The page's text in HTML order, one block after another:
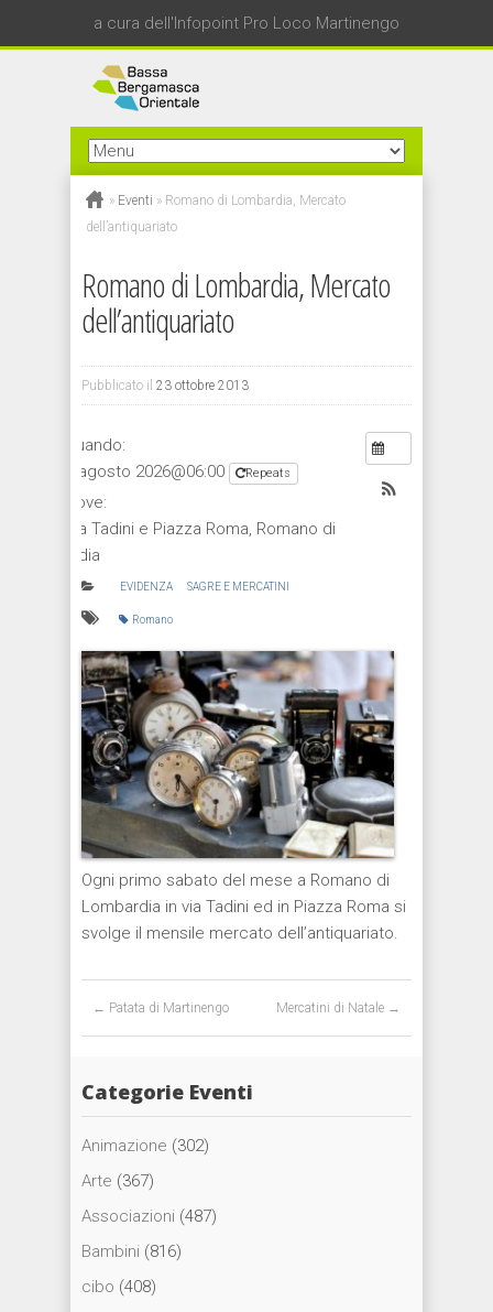
a cura dell'Infopoint Pro Loco Martinengo
» Eventi » Romano di Lombardia, Mercato
dell’antiquariato
Romano di Lombardia, Mercato
dell’antiquariato
Pubblicato il 23 ottobre 2013
Quando:
1 agosto 2026@06:00
Repeats
Dove:
Via Tadini e Piazza Roma, Romano di
L.dia
EVIDENZA SAGRE E MERCATINI
Romano
Ogni primo sabato del mese a Romano di
Lombardia in via Tadini ed in Piazza Roma si
svolge il mensile mercato dell’antiquariato.
← Patata di Martinengo Mercatini di Natale →
Categorie Eventi
Animazione (302)
Arte (367)
Associazioni (487)
Bambini (816)
cibo (408)